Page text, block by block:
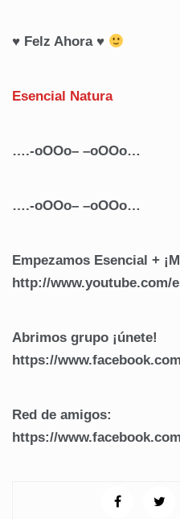
♥ Felz Ahora ♥
Esencial Natura
….-oOOo– –oOOo…
….-oOOo– –oOOo…
Empezamos Esencial +
http://www.youtube.com/
Abrimos grupo ¡únete!
https://
Red de amigos:
https://